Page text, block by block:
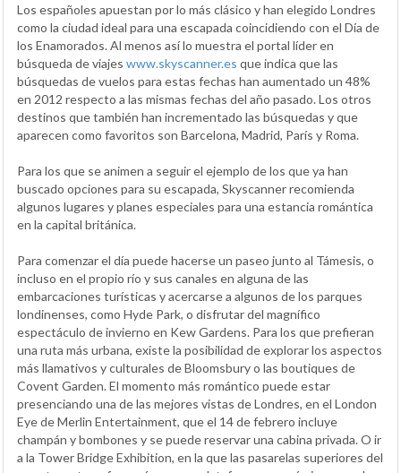
Los españoles apuestan por lo más clásico y han elegido Londres
como la ciudad ideal para una escapada coincidiendo con el Día de
los Enamorados. Al menos así lo muestra el portal líder en
búsqueda de viajes www.skyscanner.es que indica que las
búsquedas de vuelos para estas fechas han aumentado un 48%
en 2012 respecto a las mismas fechas del año pasado. Los otros
destinos que también han incrementado las búsquedas y que
aparecen como favoritos son Barcelona, Madrid, París y Roma.
Para los que se animen a seguir el ejemplo de los que ya han
buscado opciones para su escapada, Skyscanner recomienda
algunos lugares y planes especiales para una estancia romántica
en la capital británica.
Para comenzar el día puede hacerse un paseo junto al Támesis, o
incluso en el propio río y sus canales en alguna de las
embarcaciones turísticas y acercarse a algunos de los parques
londinenses, como Hyde Park, o disfrutar del magnífico
espectáculo de invierno en Kew Gardens. Para los que prefieran
una ruta más urbana, existe la posibilidad de explorar los aspectos
más llamativos y culturales de Bloomsbury o las boutiques de
Covent Garden. El momento más romántico puede estar
presenciando una de las mejores vistas de Londres, en el London
Eye de Merlin Entertainment, que el 14 de febrero incluye
champán y bombones y se puede reservar una cabina privada. O ir
a la Tower Bridge Exhibition, en la que las pasarelas superiores del